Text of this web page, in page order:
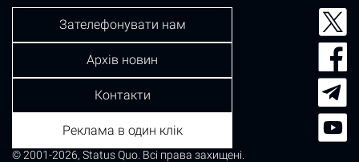
© 2001-2026, Status Quo. Всі права захищені.
Зателефонувати нам
Архів новин
Контакти
Реклама в один клік